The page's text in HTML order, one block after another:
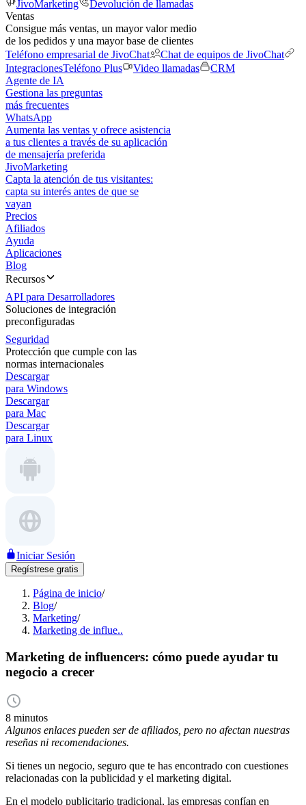
JivoMarketing
Devolución de llamadas
Ventas
Consigue más ventas, un mayor valor medio
de los pedidos y una mayor base de clientes
Teléfono empresarial de JivoChat
Chat de equipos de JivoChat
IntegracionesTeléfono Plus Video llamadas
CRM
Agente de IA
Gestiona las preguntas
más frecuentes
WhatsApp
Aumenta las ventas y ofrece asistencia
a tus clientes a través de su aplicación
de mensajería preferida
JivoMarketing
Capta la atención de tus visitantes:
capta su interés antes de que se
vayan
Precios
Afiliados
Ayuda
Aplicaciones
Blog
Recursos
API para Desarrolladores
Soluciones de integración
preconfiguradas
Seguridad
Protección que cumple con las
normas internacionales
Descargar
para Windows
Descargar
para Mac
Descargar
para Linux
Iniciar Sesión
Regístrese gratis
Página de inicio/
Blog/
Marketing/
Marketing de influe..
Marketing de influencers: cómo puede ayudar tu
negocio a crecer
8 minutos
Algunos enlaces pueden ser de afiliados, pero no afectan nuestras
reseñas ni recomendaciones.
Si tienes un negocio, seguro que te has encontrado con cuestiones
relacionadas con la publicidad y el marketing digital.
En el modelo publicitario tradicional, las empresas confían en